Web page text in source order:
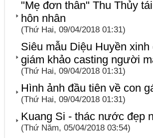
"Mẹ đơn thân" Thu Thủy
hôn nhân
(Thứ Hai, 09/04/2018 01:31)
Siêu mẫu Diệu Huyền
giám khảo casting người
(Thứ Hai, 09/04/2018 01:31)
Hình ảnh đầu tiên về con
(Thứ Hai, 09/04/2018 01:31)
Kuang Si - thác nước đẹp
(Thứ Năm, 05/04/2018 03:54)